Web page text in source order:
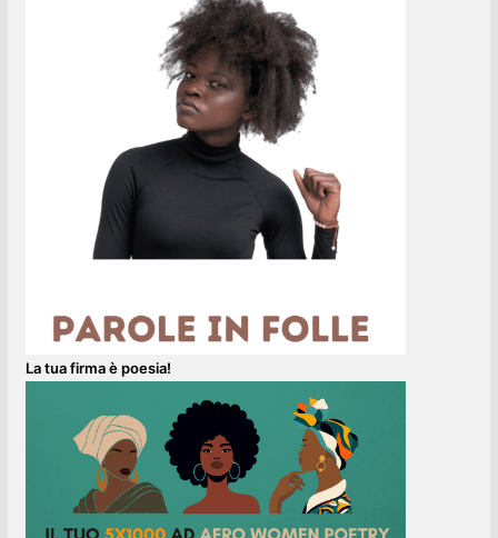
La tua firma è poesia!